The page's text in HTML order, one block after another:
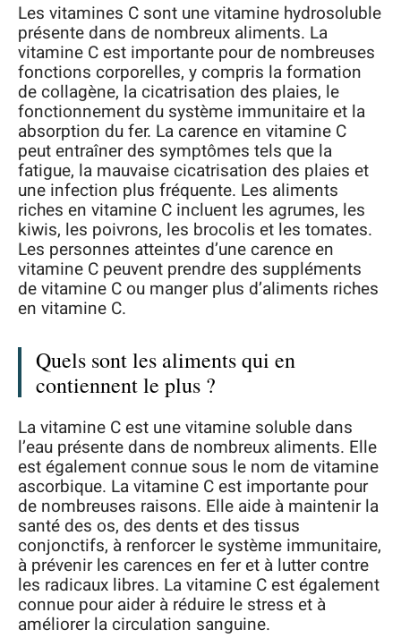
Les vitamines C sont une vitamine hydrosoluble
présente dans de nombreux aliments. La
vitamine C est importante pour de nombreuses
fonctions corporelles, y compris la formation
de collagène, la cicatrisation des plaies, le
fonctionnement du système immunitaire et la
absorption du fer. La carence en vitamine C
peut entraîner des symptômes tels que la
fatigue, la mauvaise cicatrisation des plaies et
une infection plus fréquente. Les aliments
riches en vitamine C incluent les agrumes, les
kiwis, les poivrons, les brocolis et les tomates.
Les personnes atteintes d’une carence en
vitamine C peuvent prendre des suppléments
de vitamine C ou manger plus d’aliments riches
en vitamine C.
Quels sont les aliments qui en
contiennent le plus ?
La vitamine C est une vitamine soluble dans
l’eau présente dans de nombreux aliments. Elle
est également connue sous le nom de vitamine
ascorbique. La vitamine C est importante pour
de nombreuses raisons. Elle aide à maintenir la
santé des os, des dents et des tissus
conjonctifs, à renforcer le système immunitaire,
à prévenir les carences en fer et à lutter contre
les radicaux libres. La vitamine C est également
connue pour aider à réduire le stress et à
améliorer la circulation sanguine.